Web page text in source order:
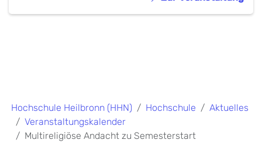
Hochschule Heilbronn (HHN) Hochschule
Aktuelles
Veranstaltungskalender
Multireligiöse Andacht zu Semesterstart